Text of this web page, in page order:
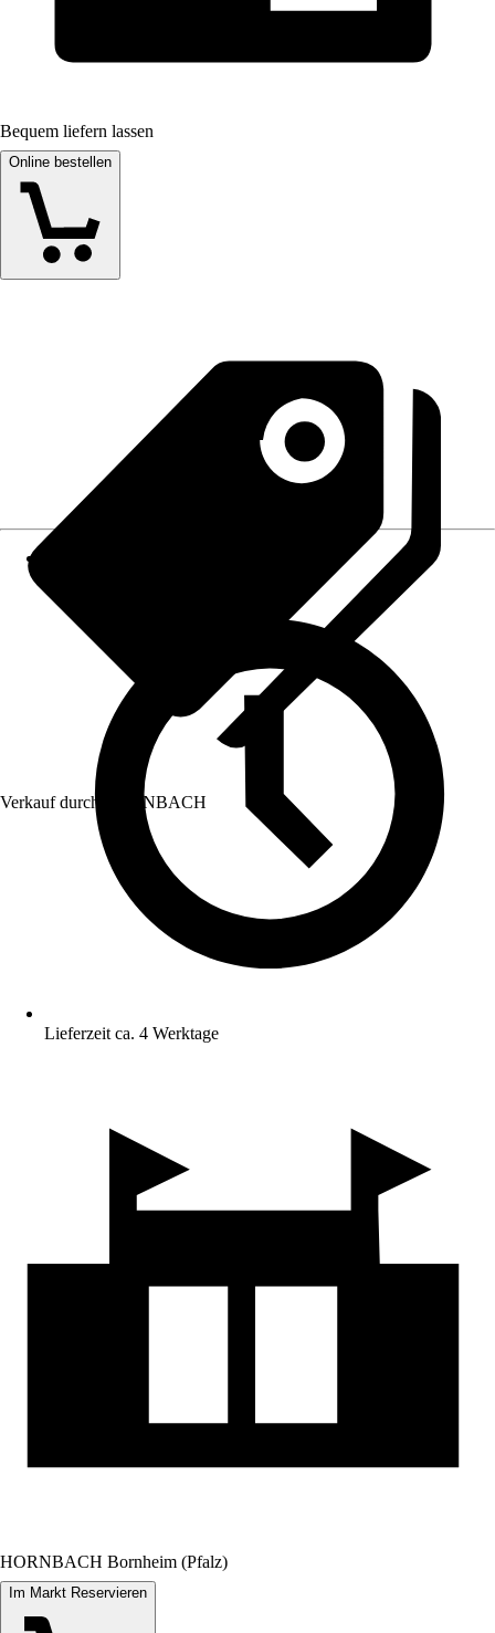
Bequem liefern lassen
Online bestellen
Verkauf durch: HORNBACH
Lieferzeit ca. 4 Werktage
HORNBACH Bornheim (Pfalz)
Im Markt Reservieren